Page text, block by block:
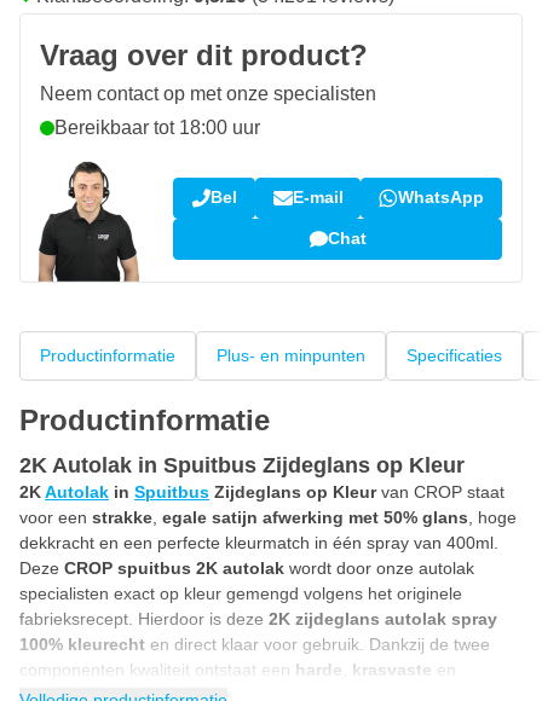
Vraag over dit product?
Neem contact op met onze specialisten
Bereikbaar tot 18:00 uur
Bel E-mail WhatsApp
Chat
Productinformatie Plus- en minpunten Specificaties
Productinformatie
2K Autolak in Spuitbus Zijdeglans op Kleur
2KAutolak in Spuitbus Zijdeglans op Kleurvan CROP staat
voor een strakke, egale satijn afwerking met 50% glans, hoge
dekkracht en een perfecte kleurmatch in één spray van 400ml.
Deze CROP spuitbus 2K autolak wordt door onze autolak
specialisten exact op kleur gemengd volgens het originele
fabrieksrecept. Hierdoor is deze 2K zijdeglans autolak spray
100% kleurecht en direct klaar voor gebruik. Dankzij de twee
componenten kwaliteit ontstaat een harde krasvaste en
duurzame laklaagmet een moderne satijnglans uitstraling. Dit